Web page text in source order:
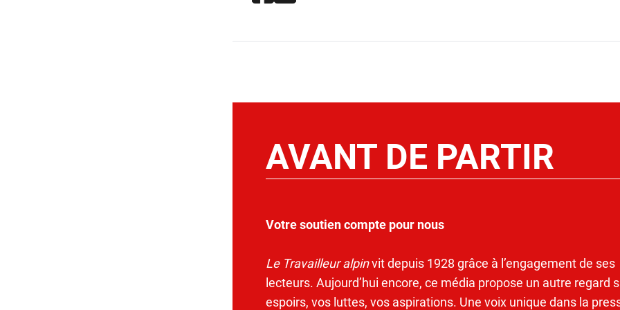
AVANT DE PARTIR
Votre soutien compte pour nous
Le Travailleur alpinvit depuis 1928 grâce à l’engagement de ses
lecteurs. Aujourd’hui encore, ce média propose un autre regard
espoirs, vos luttes, vos aspirations. Une voix unique dans la